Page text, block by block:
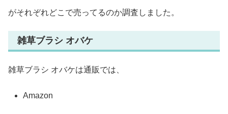
がそれぞれどこで売ってるのか調査しました。
雑草ブラシ オバケ
雑草ブラシ オバケは通販では、
Amazon